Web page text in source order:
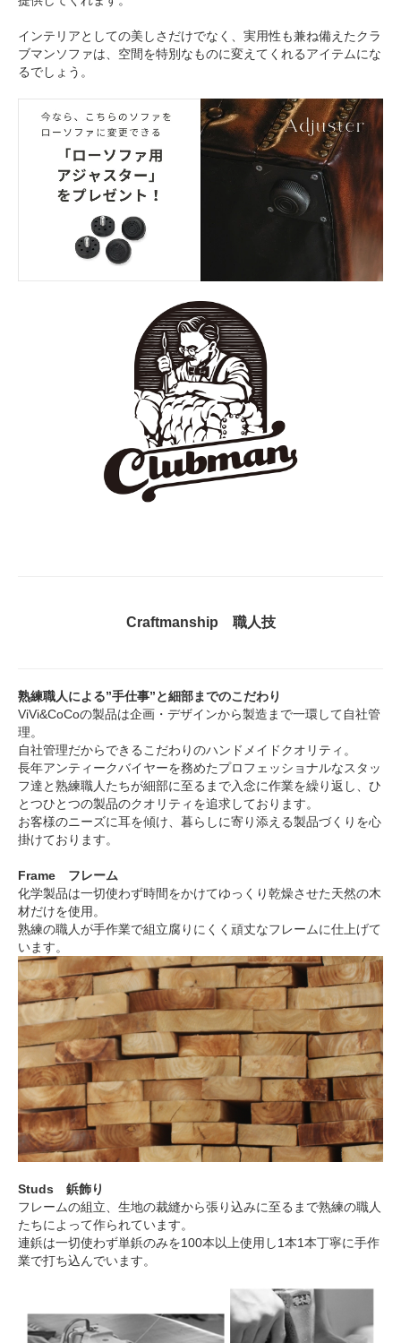
インテリアとしての美しさだけでなく、実用性も兼ね備えたクラ
ブマンソファは、空間を特別なものに変えてくれるアイテムにな
るでしょう。
Craftmanship 職人技
熟練職人による”手仕事”と細部までのこだわり
ViVi&CoCoの製品は企画・デザインから製造まで一環して自社管
理。
自社管理だからできるこだわりのハンドメイドクオリティ。
長年アンティークバイヤーを務めたプロフェッショナルなスタッ
フ達と熟練職人たちが細部に至るまで入念に作業を繰り返し、ひ
とつひとつの製品のクオリティを追求しております。
お客様のニーズに耳を傾け、暮らしに寄り添える製品づくりを心
掛けております。
Frame フレーム
化学製品は一切使わず時間をかけてゆっくり乾燥させた天然の木
材だけを使用。
熟練の職人が手作業で組立腐りにくく頑丈なフレームに仕上げて
います。
Studs 鋲飾り
フレームの組立、生地の裁縫から張り込みに至るまで熟練の職人
たちによって作られています。
連鋲は一切使わず単鋲のみを100本以上使用し1本1本丁寧に手作
業で打ち込んでいます。